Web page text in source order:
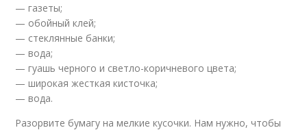
— газеты;
— обойный клей;
— стеклянные банки;
— вода;
— гуашь черного и светло-коричневого цвета;
— широкая жесткая кисточка;
— вода.
Разорвите бумагу на мелкие кусочки. Нам нужно, чтобы